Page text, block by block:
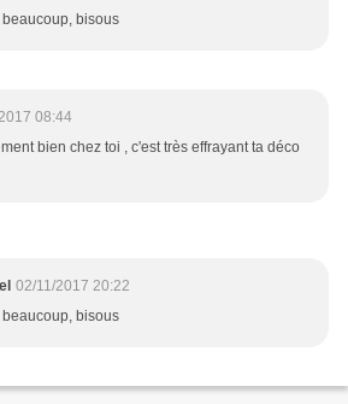
beaucoup, bisous
08:44
bien chez toi , c'est très effrayant ta déco
02/11/2017 20:22
beaucoup, bisous